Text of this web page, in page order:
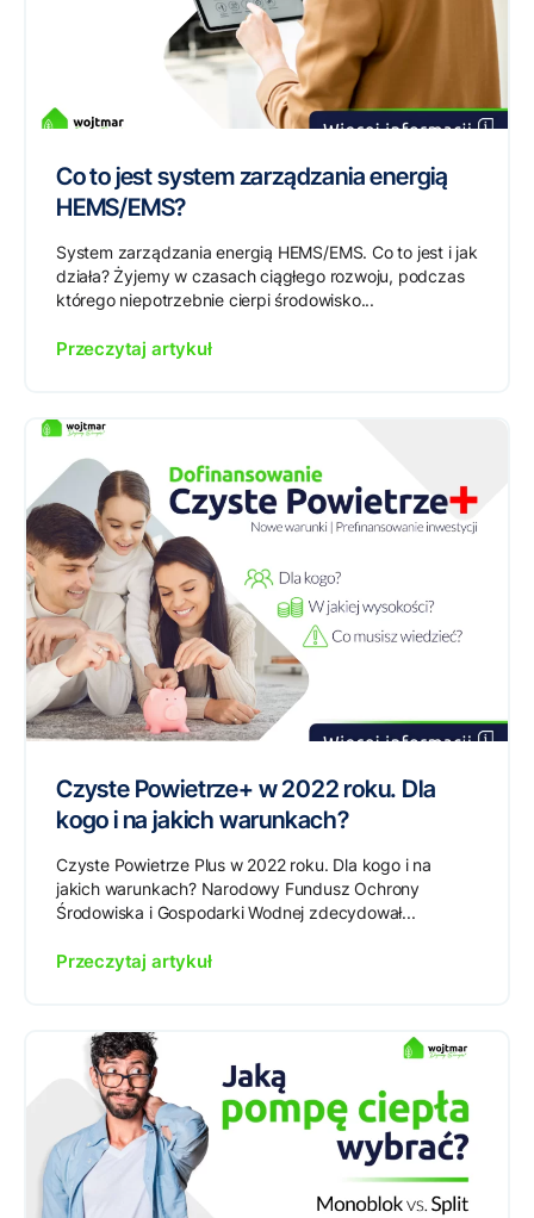
Co to jest system zarządzania energią
HEMS/EMS?
System zarządzania energią HEMS/EMS. Co to jest i jak
działa? Żyjemy w czasach ciągłego rozwoju, podczas
którego niepotrzebnie cierpi środowisko...
Przeczytaj artykuł
Czyste Powietrze+ w 2022 roku. Dla
kogo i na jakich warunkach?
Czyste Powietrze Plus w 2022 roku. Dla kogo i na
jakich warunkach? Narodowy Fundusz Ochrony
Środowiska i Gospodarki Wodnej zdecydował...
Przeczytaj artykuł